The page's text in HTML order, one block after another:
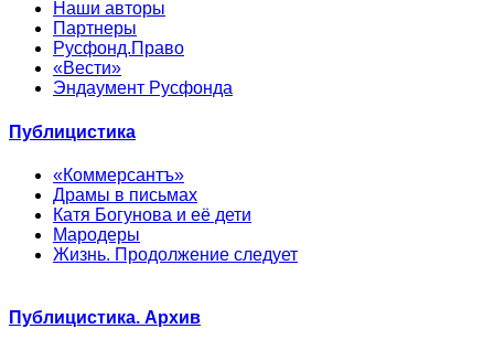
Наши авторы
Партнеры
Русфонд.Право
«Вести»
Эндаумент Русфонда
Публицистика
«Коммерсантъ»
Драмы в письмах
Катя Богунова и её дети
Мародеры
Жизнь. Продолжение следует
Публицистика. Архив